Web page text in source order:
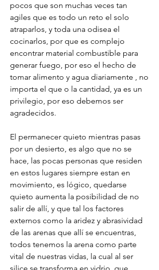
pocos que son muchas veces tan
agiles que es todo un reto el solo
atraparlos, y toda una odisea el
cocinarlos, por que es complejo
encontrar material combustible para
generar fuego, por eso el hecho de
tomar alimento y agua diariamente , no
importa el que o la cantidad, ya es un
privilegio, por eso debemos ser
agradecidos.
El permanecer quieto mientras pasas
por un desierto, es algo que no se
hace, las pocas personas que residen
en estos lugares siempre estan en
movimiento, es lógico, quedarse
quieto aumenta la posibilidad de no
salir de allí, y que tal los factores
externos como la aridez y abrasividad
de las arenas que allí se encuentras,
todos tenemos la arena como parte
vital de nuestras vidas, la cual al ser